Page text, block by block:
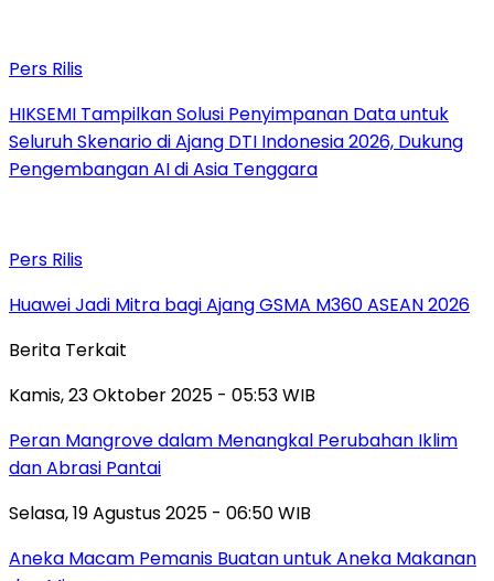
Pers Rilis
HIKSEMI Tampilkan Solusi Penyimpanan Data untuk
Seluruh Skenario di Ajang DTI Indonesia 2026, Dukung
Pengembangan AI di Asia Tenggara
Pers Rilis
Huawei Jadi Mitra bagi Ajang GSMA M360 ASEAN 2026
Berita Terkait
Kamis, 23 Oktober 2025 - 05:53 WIB
Peran Mangrove dalam Menangkal Perubahan Iklim
dan Abrasi Pantai
Selasa, 19 Agustus 2025 - 06:50 WIB
Aneka Macam Pemanis Buatan untuk Aneka Makanan